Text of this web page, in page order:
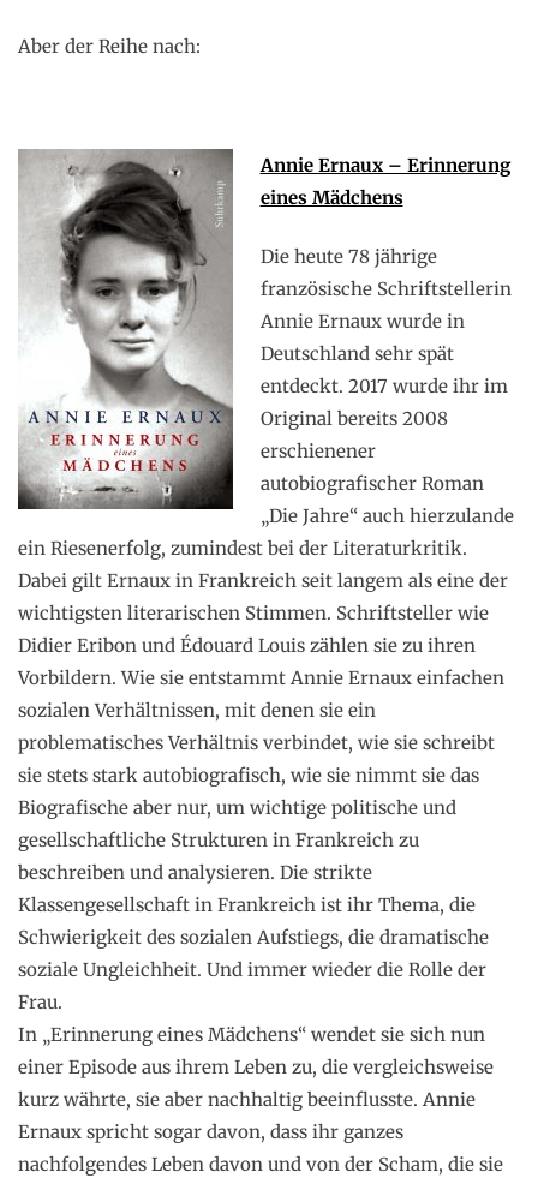
Aber der Reihe nach:
Annie Ernaux – Erinnerung
eines Mädchens
Die heute 78 jährige
französische Schriftstellerin
Annie Ernaux wurde in
Deutschland sehr spät
entdeckt. 2017 wurde ihr im
Original bereits 2008
erschienener
autobiografischer Roman
„Die Jahre“ auch hierzulande
ein Riesenerfolg, zumindest bei der Literaturkritik.
Dabei gilt Ernaux in Frankreich seit langem als eine der
wichtigsten literarischen Stimmen. Schriftsteller wie
Didier Eribon und Édouard Louis zählen sie zu ihren
Vorbildern. Wie sie entstammt Annie Ernaux einfachen
sozialen Verhältnissen, mit denen sie ein
problematisches Verhältnis verbindet, wie sie schreibt
sie stets stark autobiografisch, wie sie nimmt sie das
Biografische aber nur, um wichtige politische und
gesellschaftliche Strukturen in Frankreich zu
beschreiben und analysieren. Die strikte
Klassengesellschaft in Frankreich ist ihr Thema, die
Schwierigkeit des sozialen Aufstiegs, die dramatische
soziale Ungleichheit. Und immer wieder die Rolle der
Frau.
In „Erinnerung eines Mädchens“ wendet sie sich nun
einer Episode aus ihrem Leben zu, die vergleichsweise
kurz währte, sie aber nachhaltig beeinflusste. Annie
Ernaux spricht sogar davon, dass ihr ganzes
nachfolgendes Leben davon und von der Scham, die sie